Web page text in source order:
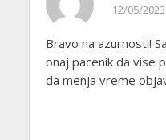
12/05/
Bravo na azurnosti!
onaj pacenik da vise
da menja vreme